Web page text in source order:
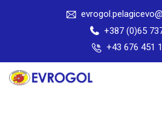
+387 (0)65
+43 676 451